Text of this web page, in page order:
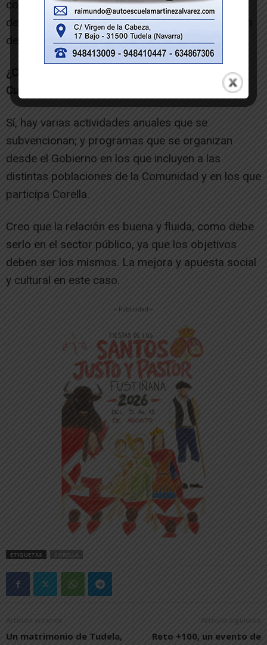
conseguirse todo lo deseado, sobre todo si lo
deseado son actividades o proyectos que tengan
detrás un trabajo riguroso y reflexivo.
¿Cómo valora la relación con Departamento de
Cultura? ¿Tienen algún proyecto en común?
Sí, hay varias actividades anuales que se
subvencionan; y programas que se organizan
desde el Gobierno en los que incluyen a las
distintas poblaciones de la Comunidad y en los que
participa Corella.
Creo que la relación es buena y fluida, como debe
serlo en el sector público, ya que los objetivos
deben ser los mismos. La mejora y apuesta social
y cultural en este caso.
-- Publicidad --
ETIQUETAS CORELLA
Artículo anterior
Un matrimonio de Tudela,
Artículo siguiente
Reto +100, un evento de